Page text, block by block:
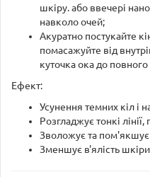
шкіру. або ввечері
навколо очей;
Акуратно постукайте
помасажуйте від
куточка ока до
Ефект:
Усунення темних кіл і
Розгладжує тонкі
Зволожує та пом'якшує
Зменшує в'ялість